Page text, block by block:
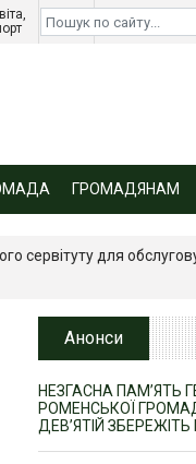
Діти
війни
ГРОМАДЯНАМ
сервітуту для
Анонси
НЕЗГАСНА ПАМ’ЯТЬ
РОМЕНСЬКОЇ
ДЕВ’ЯТІЙ